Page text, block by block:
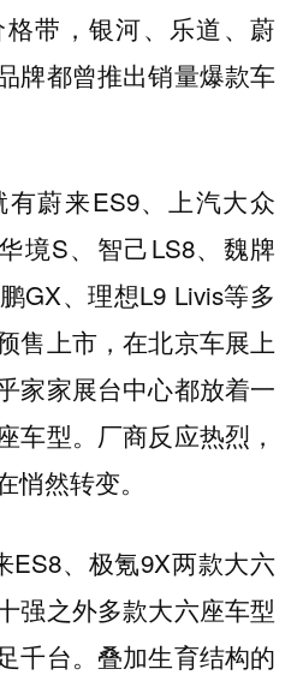
带，银河、乐道、蔚
牌都曾推出销量爆款车
蔚来ES9、上汽大众
境S、智己LS8、魏牌
GX、理想L9 Livis等多
售上市，在北京车展上
家家展台中心都放着一
车型。厂商反应热烈，
然转变。
ES8、极氪9X两款大六
强之外多款大六座车型
千台。叠加生育结构的